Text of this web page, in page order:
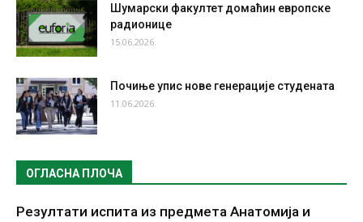
Шумарски факултет домаћин европске
радионице
15.06.2026.
Почиње упис нове генерације студената
11.06.2026.
ОГЛАСНА ПЛОЧА
Резултати испита из предмета Анатомија и